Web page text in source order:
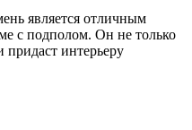
является отличным
с подполом. Он не только
интерьеру